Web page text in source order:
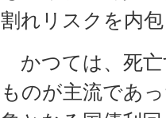
割れリスクを内
かつては、死亡
ものが主流であ